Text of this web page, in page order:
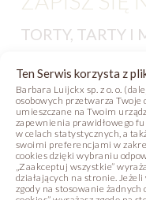
Ten Serwis korzysta z
Barbara Luijckx sp. z o. o.
osobowych przetwarza Twoje
umieszczane na Twoim
zapewnienia prawidłowego
w celach statystycznych, a
swoimi preferencjami w
cookies dzięki wybraniu
„Zaakceptuj wszystkie”
działających na stronie.
zgody na stosowanie żadnych
TORTY, TARTY I
Ana
Michał